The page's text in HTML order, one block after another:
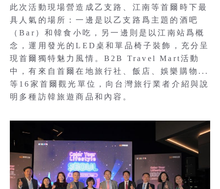
此次活動現場營造成乙支路、江南等首爾時下最
具人氣的場所：一邊是以乙支路爲主題的酒吧
（Bar）和韓食小吃，另一邊則是以江南站爲概
念，運用發光的LED桌和單品椅子裝飾，充分呈
現首爾獨特魅力風情。B2B Travel Mart活動
中，有來自首爾在地旅行社、飯店、娛樂購物...
等16家首爾觀光單位，向台灣旅行業者介紹與說
明多種訪韓旅遊商品和內容。